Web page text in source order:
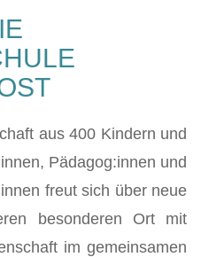
aus 400 Kindern und
Pädagog:innen und
freut sich über neue
besonderen Ort mit
im gemeinsamen